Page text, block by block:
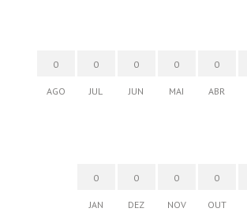
0
AGO
0
JUL
0
JUN
0
MAI
0
ABR
0
JAN
0
DEZ
0
NOV
0
OUT